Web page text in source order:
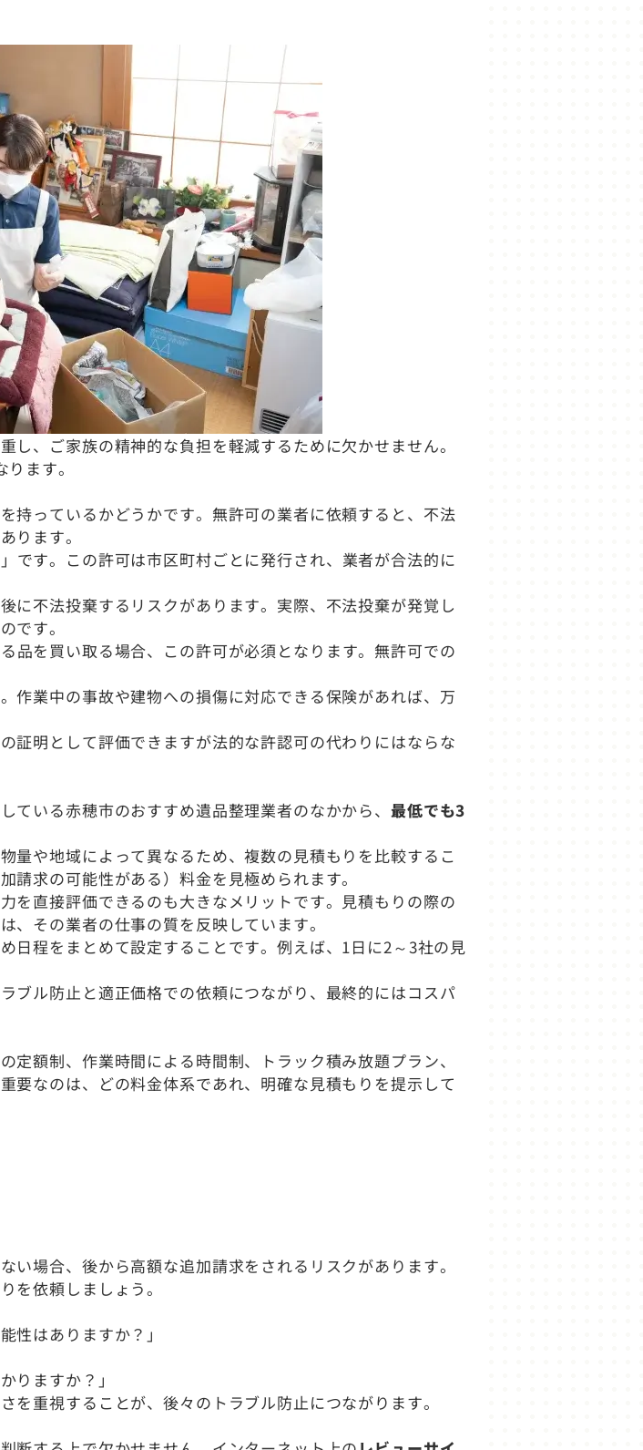
、ご家族の精神的な負担を軽減するために欠かせません。
ます。
持っているかどうかです。無許可の業者に依頼すると、不法
ります。
」です。この許可は市区町村ごとに発行され、業者が合法的に
に不法投棄するリスクがあります。実際、不法投棄が発覚し
です。
品を買い取る場合、この許可が必須となります。無許可での
作業中の事故や建物への損傷に対応できる保険があれば、万
証明として評価できますが法的な許認可の代わりにはならな
ている赤穂市のおすすめ遺品整理業者のなかから、最低でも3
量や地域によって異なるため、複数の見積もりを比較するこ
求の可能性がある）料金を見極められます。
を直接評価できるのも大きなメリットです。見積もりの際の
その業者の仕事の質を反映しています。
日程をまとめて設定することです。例えば、1日に2～3社の見
ブル防止と適正価格での依頼につながり、最終的にはコスパ
額制、作業時間による時間制、トラック積み放題プラン、
なのは、どの料金体系であれ、明確な見積もりを提示して
場合、後から高額な追加請求をされるリスクがあります。
を依頼しましょう。
性はありますか？」
りますか？」
重視することが、後々のトラブル防止につながります。